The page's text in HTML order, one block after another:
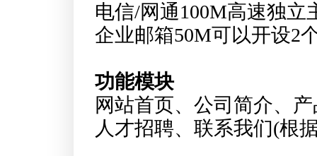
电信/网通100M高速独立
企业邮箱50M可以开设2
功能模块
网站首页、公司简介、
人才招聘、联系我们(根